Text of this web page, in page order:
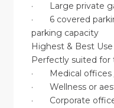
· Large private
· 6 covered
parking capacity
Highest & Best
Perfectly suited for
· Medical offices
· Wellness or
· Corporate